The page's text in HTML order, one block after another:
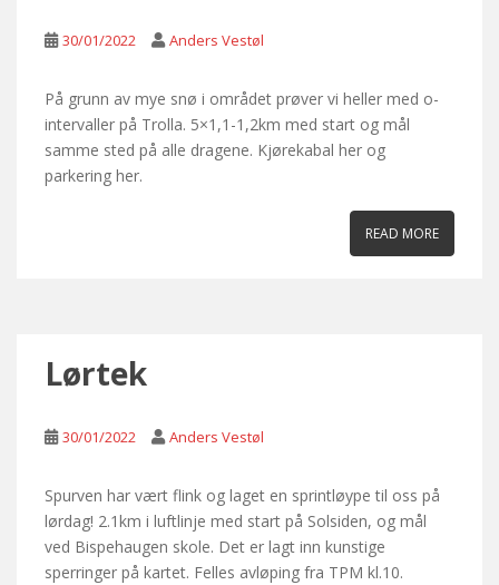
30/01/2022 Anders Vestøl
På grunn av mye snø i området prøver vi heller med o-
intervaller på Trolla. 5×1,1-1,2km med start og mål
samme sted på alle dragene. Kjørekabal her og
parkering her.
READ MORE
Lørtek
30/01/2022 Anders Vestøl
Spurven har vært flink og laget en sprintløype til oss på
lørdag! 2.1km i luftlinje med start på Solsiden, og mål
ved Bispehaugen skole. Det er lagt inn kunstige
sperringer på kartet. Felles avløping fra TPM kl.10.